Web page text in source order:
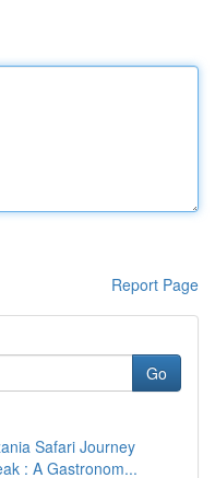
Report Page
Go
Safari Journey
: A Gastronom...